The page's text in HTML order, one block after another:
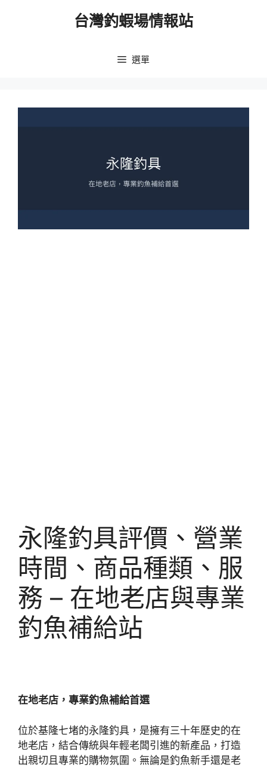
台灣釣蝦場情報站
選單
永隆釣具評價、營業
時間、商品種類、服
務 – 在地老店與專業
釣魚補給站
在地老店，專業釣魚補給首選
位於基隆七堵的永隆釣具，是擁有三十年歷史的在
地老店，結合傳統與年輕老闆引進的新產品，打造
出親切且專業的購物氛圍。無論是釣魚新手還是老